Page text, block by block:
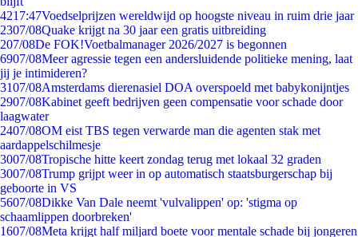
4217:47Voedselprijzen wereldwijd op hoogste niveau in ruim drie jaar
2307/08Quake krijgt na 30 jaar een gratis uitbreiding
207/08De FOK!Voetbalmanager 2026/2027 is begonnen
6907/08Meer agressie tegen een andersluidende politieke mening, laat
jij je intimideren?
3107/08Amsterdams dierenasiel DOA overspoeld met babykonijntjes
2907/08Kabinet geeft bedrijven geen compensatie voor schade door
laagwater
2407/08OM eist TBS tegen verwarde man die agenten stak met
aardappelschilmesje
3007/08Tropische hitte keert zondag terug met lokaal 32 graden
3007/08Trump grijpt weer in op automatisch staatsburgerschap bij
geboorte in VS
5607/08Dikke Van Dale neemt 'vulvalippen' op: 'stigma op
schaamlippen doorbreken'
1607/08Meta krijgt half miljard boete voor mentale schade bij jongeren